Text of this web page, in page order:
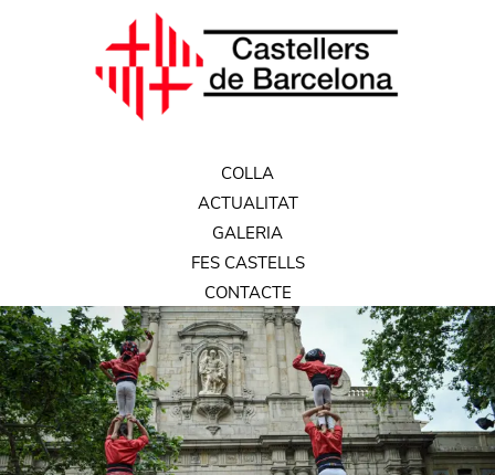
COLLA
ACTUALITAT
GALERIA
FES CASTELLS
CONTACTE